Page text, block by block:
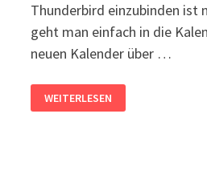
Thunderbird einzubinden ist
geht man einfach in die
neuen Kalender über …
MIT
CALDAV
WEITERLESEN